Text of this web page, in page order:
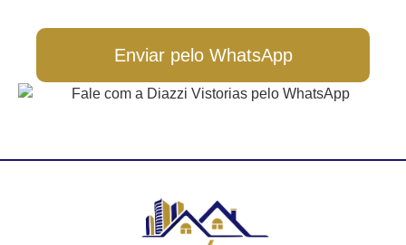
Enviar pelo WhatsApp